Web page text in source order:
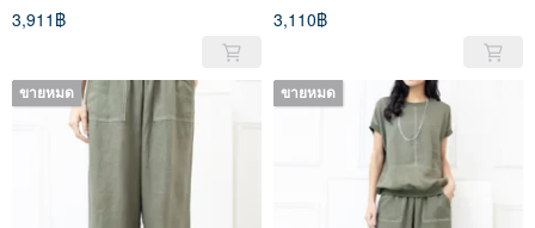
3,911฿
3,110฿
ขายหมด ขายหมด